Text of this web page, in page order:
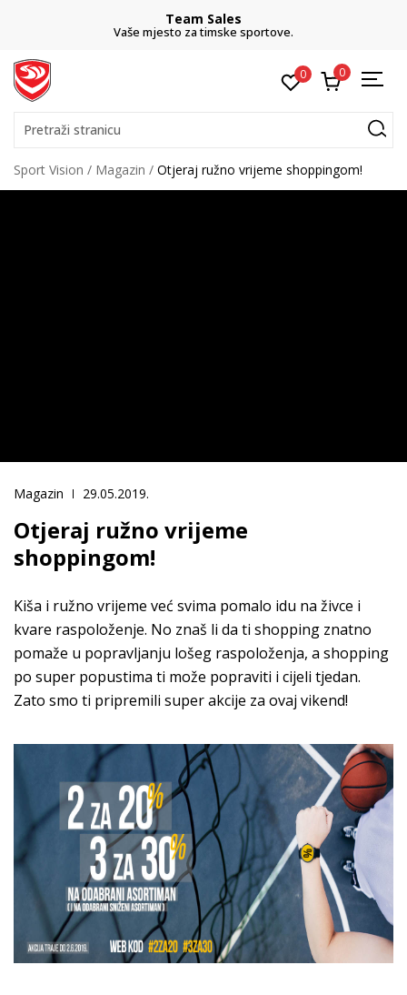
Team Sales
Vaše mjesto za timske sportove.
0 0
Pretraži stranicu
Sport Vision Magazin Otjeraj ružno vrijeme shoppingom!
Magazin 29.05.2019.
Otjeraj ružno vrijeme
shoppingom!
Kiša i ružno vrijeme već svima pomalo idu na živce i
kvare raspoloženje. No znaš li da ti shopping znatno
pomaže u popravljanju lošeg raspoloženja, a shopping
po super popustima ti može popraviti i cijeli tjedan.
Zato smo ti pripremili super akcije za ovaj vikend!